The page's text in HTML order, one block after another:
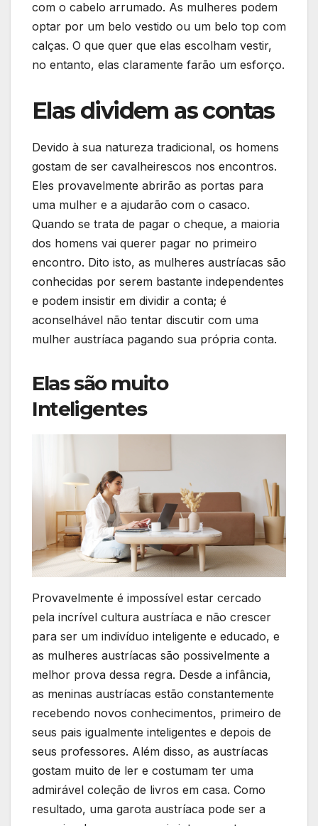
com o cabelo arrumado. As mulheres podem
optar por um belo vestido ou um belo top com
calças. O que quer que elas escolham vestir,
no entanto, elas claramente farão um esforço.
Elas dividem as contas
Devido à sua natureza tradicional, os homens
gostam de ser cavalheirescos nos encontros.
Eles provavelmente abrirão as portas para
uma mulher e a ajudarão com o casaco.
Quando se trata de pagar o cheque, a maioria
dos homens vai querer pagar no primeiro
encontro. Dito isto, as mulheres austríacas são
conhecidas por serem bastante independentes
e podem insistir em dividir a conta; é
aconselhável não tentar discutir com uma
mulher austríaca pagando sua própria conta.
Elas são muito
Inteligentes
Provavelmente é impossível estar cercado
pela incrível cultura austríaca e não crescer
para ser um indivíduo inteligente e educado, e
as mulheres austríacas são possivelmente a
melhor prova dessa regra. Desde a infância,
as meninas austríacas estão constantemente
recebendo novos conhecimentos, primeiro de
seus pais igualmente inteligentes e depois de
seus professores. Além disso, as austríacas
gostam muito de ler e costumam ter uma
admirável coleção de livros em casa. Como
resultado, uma garota austríaca pode ser a